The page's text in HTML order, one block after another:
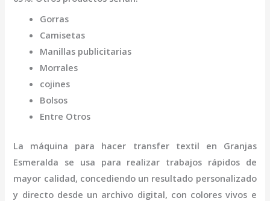
Gorras
Camisetas
Manillas publicitarias
Morrales
cojines
Bolsos
Entre Otros
La máquina para hacer transfer textil
en Granjas
Esmeralda se usa para realizar trabajos rápidos de
mayor calidad, concediendo un resultado personalizado
y directo desde un archivo digital, con colores vivos e